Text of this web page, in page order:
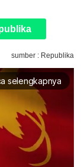
sumber : Republika
selengkapnya